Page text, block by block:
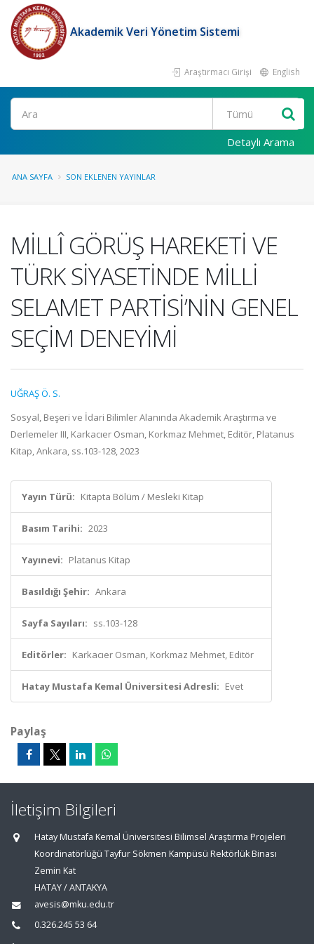
Akademik Veri Yönetim Sistemi
Araştırmacı Girişi English
Ara
Detaylı Arama
ANA SAYFA SON EKLENEN YAYINLAR
MİLLÎ GÖRÜŞ HAREKETİ VE
TÜRK SİYASETİNDE MİLLİ
SELAMET PARTİSİ’NİN GENEL
SEÇİM DENEYİMİ
UĞRAŞ Ö. S.
Sosyal, Beşeri ve İdari Bilimler Alanında Akademik Araştırma ve
Derlemeler III, Karkacıer Osman, Korkmaz Mehmet, Editör, Platanus
Kitap, Ankara, ss.103-128, 2023
Yayın Türü: Kitapta Bölüm / Mesleki Kitap
Basım Tarihi: 2023
Yayınevi: Platanus Kitap
Basıldığı Şehir: Ankara
Sayfa Sayıları: ss.103-128
Editörler: Karkacıer Osman, Korkmaz Mehmet, Editör
Hatay Mustafa Kemal Üniversitesi Adresli: Evet
Paylaş
İletişim Bilgileri
Hatay Mustafa Kemal Üniversitesi Bilimsel Araştırma Projeleri
Koordinatörlüğü Tayfur Sökmen Kampüsü Rektörlük Binası
Zemin Kat
HATAY / ANTAKYA
avesis@mku.edu.tr
0.326.245 53 64